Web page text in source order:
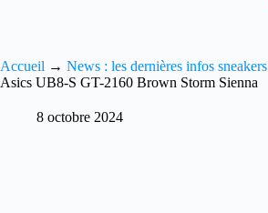
Accueil → News : les dernières infos sneakers
Asics UB8-S GT-2160 Brown Storm Sienna
8 octobre 2024